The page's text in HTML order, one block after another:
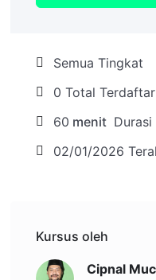
Semua Tingkat
0 Total Terdaftar
60 menit Durasi
02/01/2026
Kursus oleh
Cipnal